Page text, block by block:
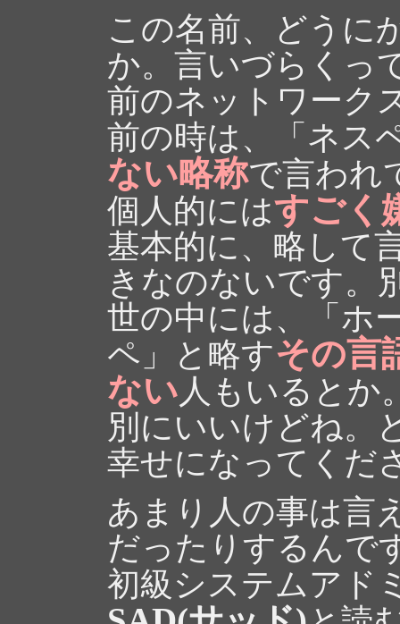
この名前、どうに
か。言いづらくっ
前のネットワーク
前の時は、「ネス
ない略称で言われ
個人的にはすごく
基本的に、略して
きなのないです。
世の中には、「ホ
ペ」と略すその言
ない人もいるとか
別にいいけどね。
幸せになってくだ
あまり人の事は言
だったりするんで
初級システムアド